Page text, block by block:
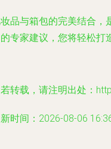
品与箱包的完美结合，
专家建议，您将轻松打
转载，请注明出处：
时间：2026-08-06